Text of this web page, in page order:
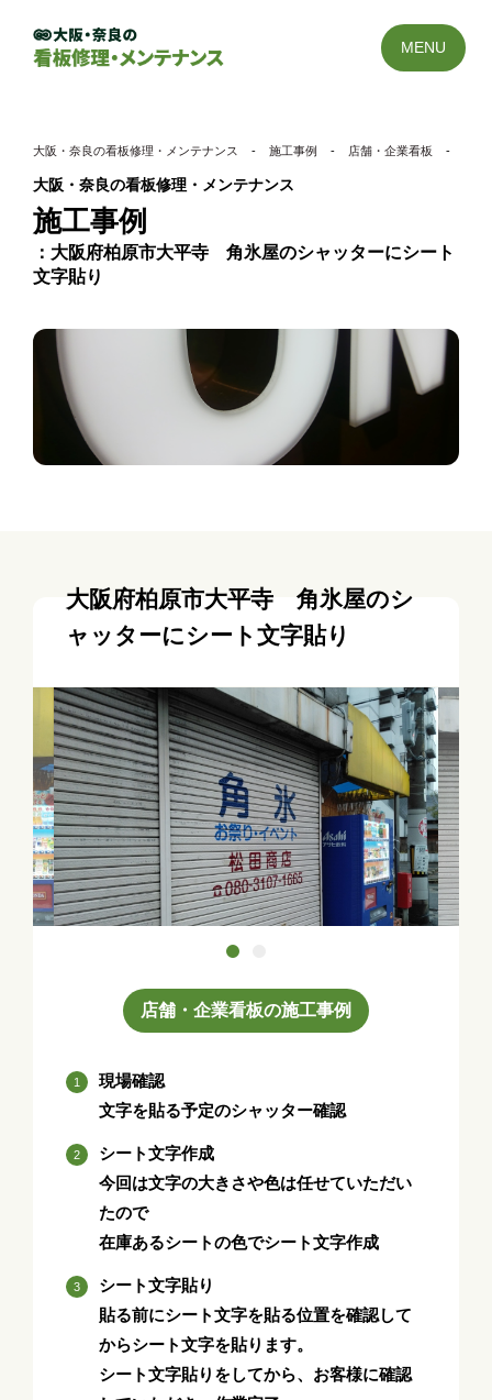
MENU
大阪・奈良の看板修理・メンテナンス - 施工事例 - 店舗・企業看板 -
大阪・奈良の看板修理・メンテナンス
施工事例
大阪府柏原市大平寺 角氷屋のシャッターにシート
文字貼り
大阪府柏原市大平寺 角氷屋のシ
ャッターにシート文字貼り
店舗・企業看板の施工事例
現場確認
文字を貼る予定のシャッター確認
シート文字作成
今回は文字の大きさや色は任せていただい
たので
在庫あるシートの色でシート文字作成
シート文字貼り
貼る前にシート文字を貼る位置を確認して
からシート文字を貼ります。
シート文字貼りをしてから、お客様に確認